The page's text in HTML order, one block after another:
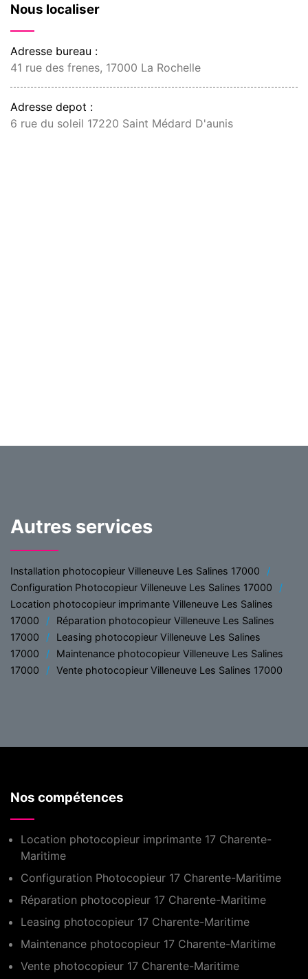
Nous localiser
Adresse bureau :
41 rue des frenes, 17000 La Rochelle
Adresse depot :
6 rue du soleil 17220 Saint Médard D'aunis
Autres services
Installation photocopieur Villeneuve Les Salines 17000
Configuration Photocopieur Villeneuve Les Salines 17000
Location photocopieur imprimante Villeneuve Les Salines
17000
Réparation photocopieur Villeneuve Les Salines
17000
Leasing photocopieur Villeneuve Les Salines
17000
Maintenance photocopieur Villeneuve Les Salines
17000
Vente photocopieur Villeneuve Les Salines 17000
Nos compétences
Location photocopieur imprimante 17 Charente-
Maritime
Configuration Photocopieur 17 Charente-Maritime
Réparation photocopieur 17 Charente-Maritime
Leasing photocopieur 17 Charente-Maritime
Maintenance photocopieur 17 Charente-Maritime
Vente photocopieur 17 Charente-Maritime